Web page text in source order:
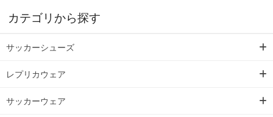
カテゴリから探す
サッカーシューズ
レプリカウェア
サッカーウェア